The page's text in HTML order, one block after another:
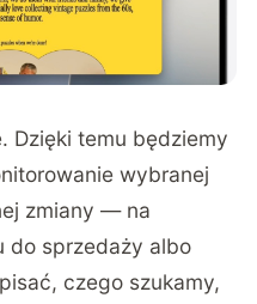
Dzięki temu będziemy
wybranej
zmiany — na
do sprzedaży albo
czego szukamy,